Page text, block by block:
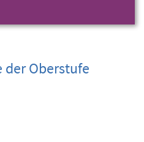
der Oberstufe